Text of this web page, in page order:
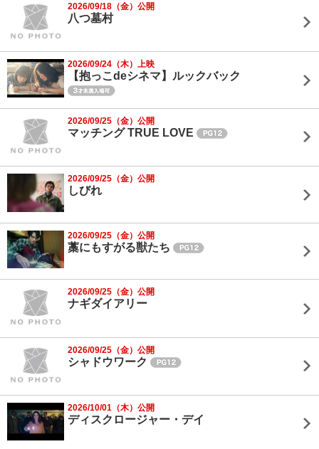
2026/09/18（金）公開
八つ墓村
2026/09/24（木）上映
【抱っこdeシネマ】ルックバック
2026/09/25（金）公開
マッチング TRUE LOVE
2026/09/25（金）公開
しびれ
2026/09/25（金）公開
藁にもすがる獣たち
2026/09/25（金）公開
ナギダイアリー
2026/09/25（金）公開
シャドウワーク
2026/10/01（木）公開
ディスクロージャー・デイ